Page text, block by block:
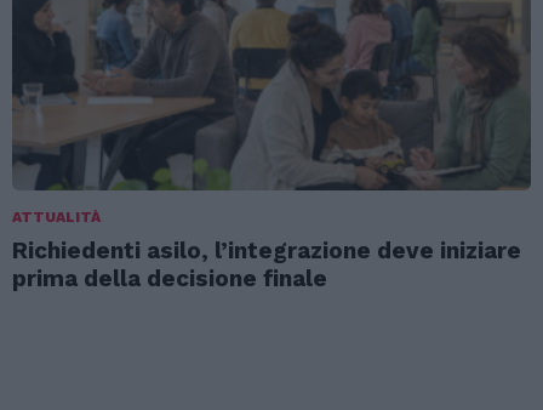
ATTUALITÀ
Richiedenti asilo, l’integrazione deve iniziare
prima della decisione finale